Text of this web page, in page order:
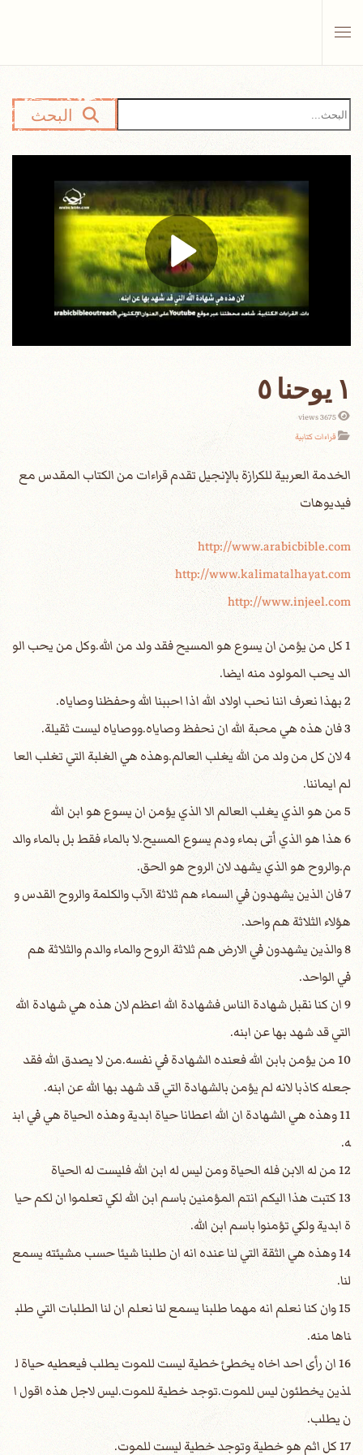
البحث
١ يوحنا ٥
3675 views
قراءات كتابية
الخدمة العربية للكرازة بالإنجيل تقدم قراءات من الكتاب المقدس مع
فيديوهات
http://www.arabicbible.com
http://www.kalimatalhayat.com
http://www.injeel.com
1 كل من يؤمن ان يسوع هو المسيح فقد ولد من الله.وكل من يحب الو
الد يحب المولود منه ايضا.
2 بهذا نعرف اننا نحب اولاد الله اذا احببنا الله وحفظنا وصاياه.
3 فان هذه هي محبة الله ان نحفظ وصاياه.ووصاياه ليست ثقيلة.
4 لان كل من ولد من الله يغلب العالم.وهذه هي الغلبة التي تغلب العا
لم ايماننا.
5 من هو الذي يغلب العالم الا الذي يؤمن ان يسوع هو ابن الله
6 هذا هو الذي أتى بماء ودم يسوع المسيح.لا بالماء فقط بل بالماء والد
م.والروح هو الذي يشهد لان الروح هو الحق.
7 فان الذين يشهدون في السماء هم ثلاثة الآب والكلمة والروح القدس و
هؤلاء الثلاثة هم واحد.
8 والذين يشهدون في الارض هم ثلاثة الروح والماء والدم والثلاثة هم
في الواحد.
9 ان كنا نقبل شهادة الناس فشهادة الله اعظم لان هذه هي شهادة الله
التي قد شهد بها عن ابنه.
10 من يؤمن بابن الله فعنده الشهادة في نفسه.من لا يصدق الله فقد
جعله كاذبا لانه لم يؤمن بالشهادة التي قد شهد بها الله عن ابنه.
11 وهذه هي الشهادة ان الله اعطانا حياة ابدية وهذه الحياة هي في ابن
ه.
12 من له الابن فله الحياة ومن ليس له ابن الله فليست له الحياة
13 كتبت هذا اليكم انتم المؤمنين باسم ابن الله لكي تعلموا ان لكم حيا
ة ابدية ولكي تؤمنوا باسم ابن الله.
14 وهذه هي الثقة التي لنا عنده انه ان طلبنا شيئا حسب مشيئته يسمع
لنا.
15 وان كنا نعلم انه مهما طلبنا يسمع لنا نعلم ان لنا الطلبات التي طلب
ناها منه.
16 ان رأى احد اخاه يخطئ خطية ليست للموت يطلب فيعطيه حياة ل
لذين يخطئون ليس للموت.توجد خطية للموت.ليس لاجل هذه اقول ا
ن يطلب.
17 كل اثم هو خطية وتوجد خطية ليست للموت.